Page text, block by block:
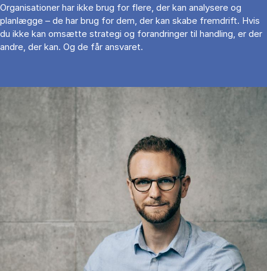
Organisationer har ikke brug for flere, der kan analysere og
planlægge – de har brug for dem, der kan skabe fremdrift. Hvis
du ikke kan omsætte strategi og forandringer til handling, er der
andre, der kan. Og de får ansvaret.